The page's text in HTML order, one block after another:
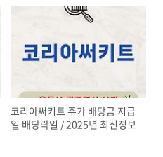
코리아써키트 주가 배당금 지급
일 배당락일 / 2025년 최신정보